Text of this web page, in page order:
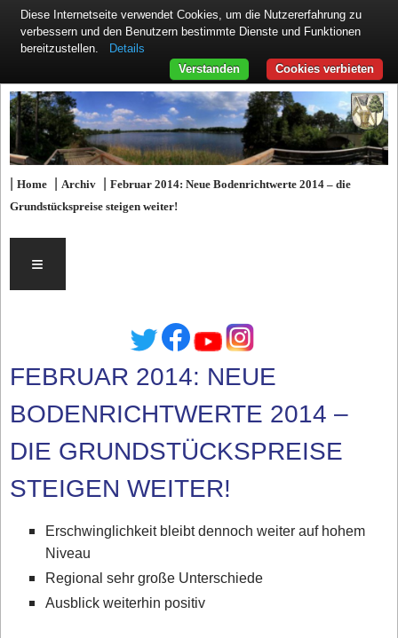
|Home |Archiv |Februar 2014: Neue Bodenrichtwerte 2014 – die
Grundstückspreise steigen weiter!
≡
FEBRUAR 2014: NEUE
BODENRICHTWERTE 2014 –
DIE GRUNDSTÜCKSPREISE
STEIGEN WEITER!
Erschwinglichkeit bleibt dennoch weiter auf hohem
Niveau
Regional sehr große Unterschiede
Ausblick weiterhin positiv
Diese Internetseite verwendet Cookies, um die Nutzererfahrung zu
verbessern und den Benutzern bestimmte Dienste und Funktionen
bereitzustellen.
Details
Cookies verbieten
Verstanden